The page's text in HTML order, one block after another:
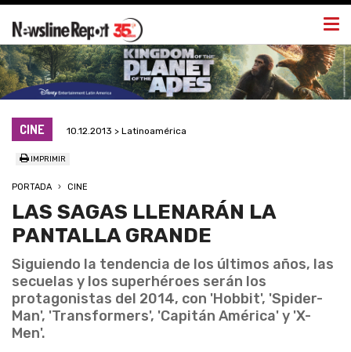
CINE 10.12.2013 > Latinoamérica
IMPRIMIR
PORTADA CINE
LAS SAGAS LLENARÁN LA
PANTALLA GRANDE
Siguiendo la tendencia de los últimos años, las
secuelas y los superhéroes serán los
protagonistas del 2014, con 'Hobbit', 'Spider-
Man', 'Transformers', 'Capitán América' y 'X-
Men'.